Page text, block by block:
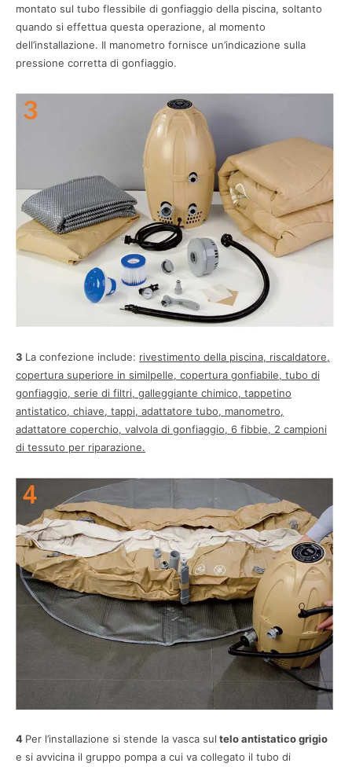
montato sul tubo flessibile di gonfiaggio della piscina, soltanto
quando si effettua questa operazione, al momento
dell’installazione. Il manometro fornisce un’indicazione sulla
pressione corretta di gonfiaggio.
3 La confezione include: rivestimento della piscina, riscaldatore,
copertura superiore in similpelle, copertura gonfiabile, tubo di
gonfiaggio, serie di filtri, galleggiante chimico, tappetino
antistatico, chiave, tappi, adattatore tubo, manometro,
adattatore coperchio, valvola di gonfiaggio, 6 fibbie, 2 campioni
di tessuto per riparazione.
4 Per l’installazione si stende la vasca sul telo antistatico grigio
e si avvicina il gruppo pompa a cui va collegato il tubo di